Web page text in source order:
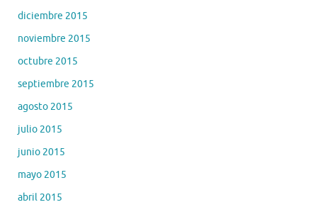
diciembre 2015
noviembre 2015
octubre 2015
septiembre 2015
agosto 2015
julio 2015
junio 2015
mayo 2015
abril 2015